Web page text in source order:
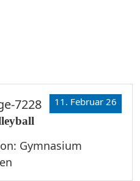
11. Februar 26
Gymnasium